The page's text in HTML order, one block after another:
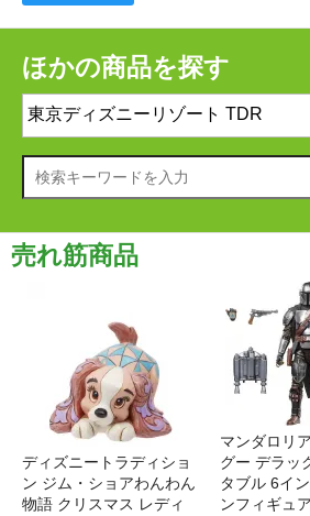
ほかの商品を探す
売れ筋商品
ディズニートラディショ
ン ジム・ショアわんわん
物語 クリスマス レディ
マンダロリ
グー デラッ
タブル 6イ
ンフィギュア